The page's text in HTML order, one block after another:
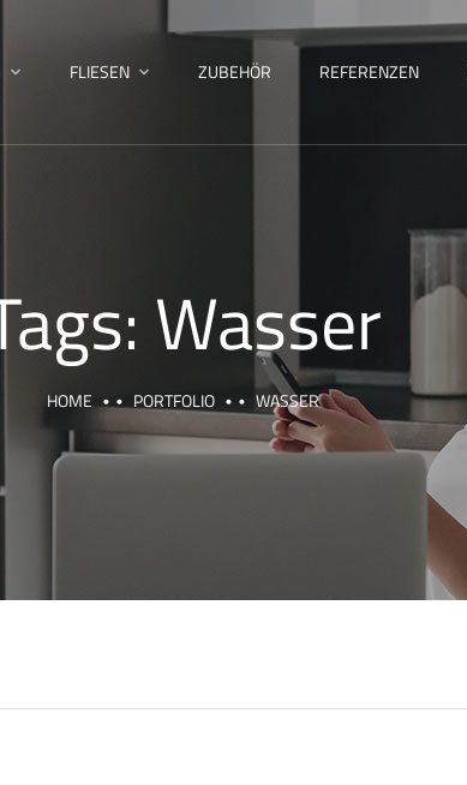
FLIESEN ZUBEHÖR REFERENZEN
Wasser
HOME PORTFOLIO WASSER